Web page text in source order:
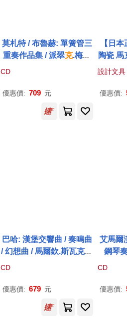
莫札特 / 布魯赫: 單簧管三
重奏作品集 / 派翠克.梅西
拿 單簧管 / 貝赫圖 中提琴
ch / Patrick Messina, Fa
CD
優惠價: 709 元
【日
陶瓷 馬
設計文具
優惠價:
巴哈: 漢堡交響曲 / 奏鳴曲
/ 幻想曲 / 馬爾欽.斯瓦克維
契 指揮 /大鍵琴 / 演奏家藝
ach – Instrumental Thea
uonatori (SACD))
CD
優惠價: 679 元
艾馬爾
鋼琴
維」
CD
優惠價: